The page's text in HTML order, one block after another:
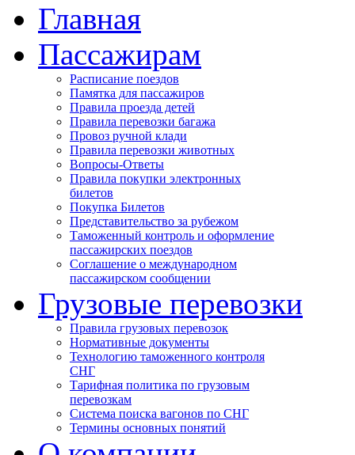
Главная
Пассажирам
Расписание поездов
Памятка для пассажиров
Правила проезда детей
Правила перевозки багажа
Провоз ручной клади
Правила перевозки животных
Вопросы-Ответы
Правила покупки электронных
билетов
Покупка Билетов
Представительство за рубежом
Таможенный контроль и оформление
пассажирских поездов
Соглашение о международном
пассажирском сообщении
Грузовые перевозки
Правила грузовых перевозок
Нормативные документы
Технологию таможенного контроля
СНГ
Тарифная политика по грузовым
перевозкам
Система поиска вагонов по СНГ
Термины основных понятий